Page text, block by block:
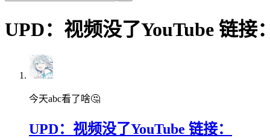
UPD：视频没了YouTube 链接
今天abc看了啥🤔
UPD：视频没了YouTube 链接：